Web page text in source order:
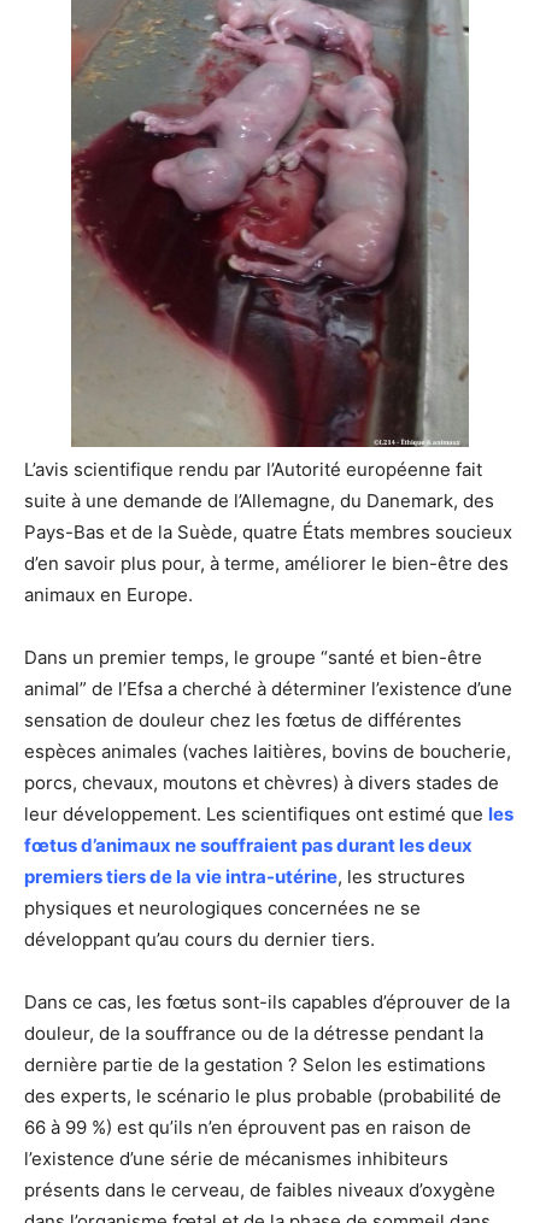
L’avis scientifique rendu par l’Autorité européenne fait
suite à une demande de l’Allemagne, du Danemark, des
Pays-Bas et de la Suède, quatre États membres soucieux
d’en savoir plus pour, à terme, améliorer le bien-être des
animaux en Europe.
Dans un premier temps, le groupe “santé et bien-être
animal” de l’Efsa a cherché à déterminer l’existence d’une
sensation de douleur chez les fœtus de différentes
espèces animales (vaches laitières, bovins de boucherie,
porcs, chevaux, moutons et chèvres) à divers stades de
leur développement. Les scientifiques ont estimé que les
fœtus d’animaux ne souffraient pas durant les deux
premiers tiers de la vie intra-utérine, les structures
physiques et neurologiques concernées ne se
développant qu’au cours du dernier tiers.
Dans ce cas, les fœtus sont-ils capables d’éprouver de la
douleur, de la souffrance ou de la détresse pendant la
dernière partie de la gestation ? Selon les estimations
des experts, le scénario le plus probable (probabilité de
66 à 99 %) est qu’ils n’en éprouvent pas en raison de
l’existence d’une série de mécanismes inhibiteurs
présents dans le cerveau, de faibles niveaux d’oxygène